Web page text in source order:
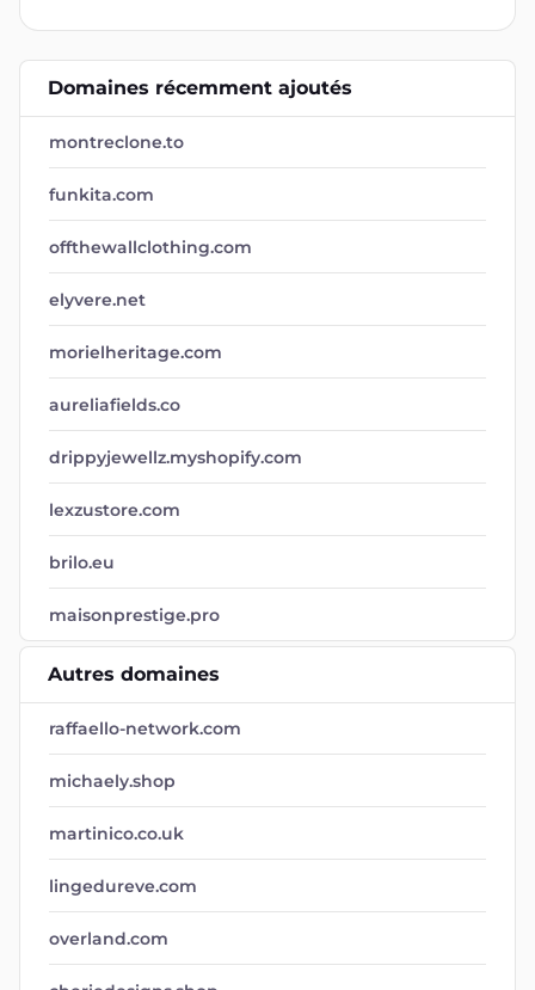
Domaines récemment ajoutés
montreclone.to
funkita.com
offthewallclothing.com
elyvere.net
morielheritage.com
aureliafields.co
drippyjewellz.myshopify.com
lexzustore.com
brilo.eu
maisonprestige.pro
Autres domaines
raffaello-network.com
michaely.shop
martinico.co.uk
lingedureve.com
overland.com